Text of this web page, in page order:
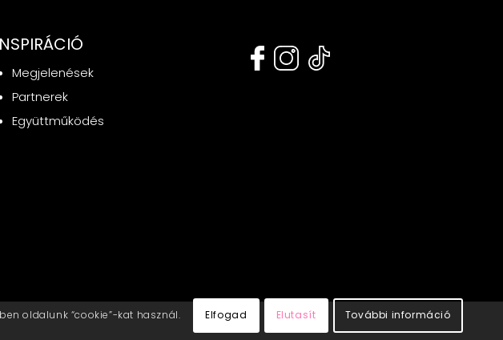
Megjelenések
Partnerek
Együttműködés
oldalunk “cookie”-kat használ. Elfogad Elutasít További információ